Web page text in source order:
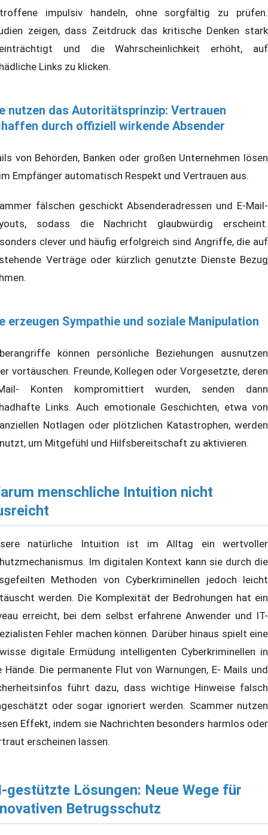
impulsiv handeln, ohne sorgfältig zu prüfen.
zeigen, dass Zeitdruck das kritische Denken stark
und die Wahrscheinlichkeit erhöht, auf
Links zu klicken.
nutzen das Autoritätsprinzip: Vertrauen
durch offiziell wirkende Absender
von Behörden, Banken oder großen Unternehmen lösen
Empfänger automatisch Respekt und Vertrauen aus.
fälschen geschickt Absenderadressen und E-Mail-
sodass die Nachricht glaubwürdig erscheint.
clever und häufig erfolgreich sind Angriffe, die auf
Verträge oder kürzlich genutzte Dienste Bezug
erzeugen Sympathie und soziale Manipulation
können persönliche Beziehungen ausnutzen
vortäuschen. Freunde, Kollegen oder Vorgesetzte, deren
Konten kompromittiert wurden, senden dann
Links. Auch emotionale Geschichten, etwa von
Notlagen oder plötzlichen Katastrophen, werden
um Mitgefühl und Hilfsbereitschaft zu aktivieren.
menschliche Intuition nicht
natürliche Intuition ist im Alltag ein wertvoller
Im digitalen Kontext kann sie durch die
Methoden von Cyberkriminellen jedoch leicht
werden. Die Komplexität der Bedrohungen hat ein
erreicht, bei dem selbst erfahrene Anwender und IT-
Fehler machen können. Darüber hinaus spielt eine
digitale Ermüdung intelligenten Cyberkriminellen in
Hände. Die permanente Flut von Warnungen, E- Mails und
führt dazu, dass wichtige Hinweise falsch
oder sogar ignoriert werden. Scammer nutzen
Effekt, indem sie Nachrichten besonders harmlos oder
erscheinen lassen.
gestützte Lösungen: Neue Wege für
Betrugsschutz